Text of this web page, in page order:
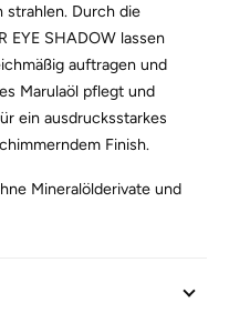
strahlen. Durch die
EYE SHADOW lassen
auftragen und
Marulaöl pflegt und
ein ausdrucksstarkes
Finish.
Mineralölderivate und